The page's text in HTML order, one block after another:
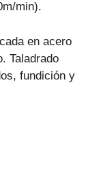
min).
en acero
Taladrado
fundición y